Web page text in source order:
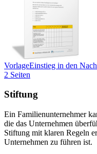
VorlageEinstieg in den
2 Seiten
Stiftung
Ein Familienunternehmer
die das Unternehmen
Stiftung mit klaren Regeln
Unternehmen zu führen ist.